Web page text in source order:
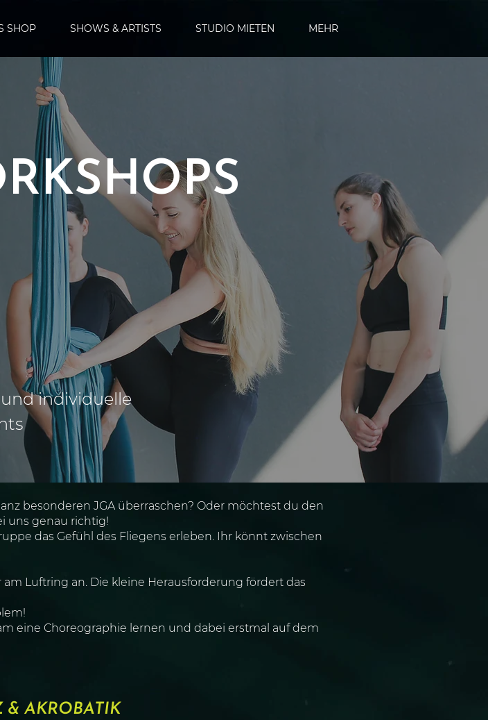
SHOP SHOWS & ARTISTS STUDIO MIETEN MEHR
individuelle
besonderen JGA überraschen? Oder möchtest du den
uns genau richtig!
das Gefühl des Fliegens erleben. Ihr könnt zwischen
Luftring an. Die kleine Herausforderung fördert das
eine Choreographie lernen und dabei erstmal auf dem
& AKROBATIK